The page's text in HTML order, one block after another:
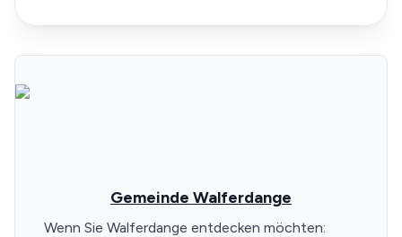
Gemeinde Walferdange
Wenn Sie Walferdange entdecken möchten: